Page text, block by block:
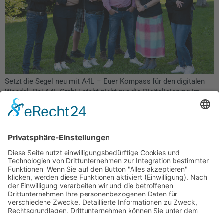
Setzt die Segel neu mit A4L – Euer Kompass für den digitalen
Wandel. Bei A4L GmbH steht nicht nur die Digitalisierung im
Fokus, sondern auch das Miteinander und die gemeinsame Zeit
außerhalb des Arbeitsalltags. Deshalb möchten wir in unserem
unser Mega-Sommerfest!
Quick
Links
Kontakt
info@a4l-